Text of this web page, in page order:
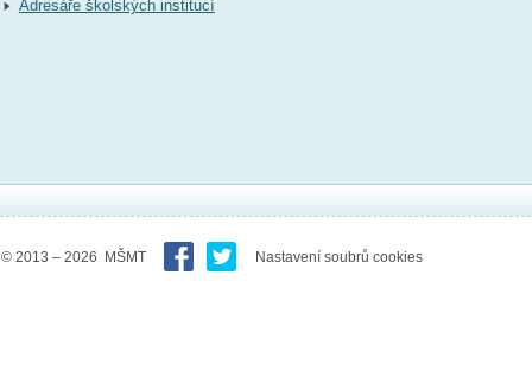
Adresáře školských institucí
© 2013 – 2026 MŠMT Nastavení soubrů cookies